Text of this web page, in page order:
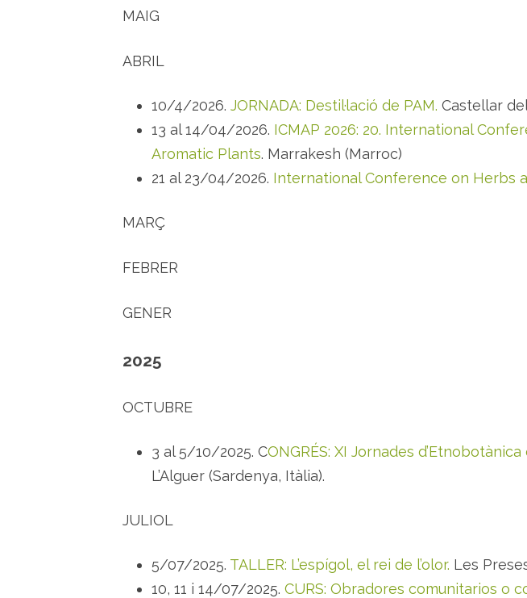
MAIG
ABRIL
10/4/2026. JORNADA: Destil·lació de PAM. Castellar
13 al 14/04/2026. ICMAP 2026: 20. International
Aromatic Plants. Marrakesh (Marroc)
21 al 23/04/2026. International Conference on Herbs
MARÇ
FEBRER
GENER
2025
OCTUBRE
3 al 5/10/2025. CONGRÉS: XI Jornades
L’Alguer (Sardenya, Itàlia).
JULIOL
5/07/2025. TALLER: L’espígol, el rei de l’olor. Les
10, 11 i 14/07/2025. CURS: Obradores comunitarios o